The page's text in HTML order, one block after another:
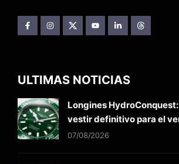
ULTIMAS NOTICIAS
Longines HydroConquest:
vestir definitivo para el
07/08/2026